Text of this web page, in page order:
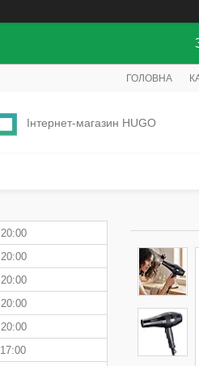
ГОЛОВНА
Інтернет-магазин HUGO
20:00
20:00
20:00
20:00
20:00
17:00